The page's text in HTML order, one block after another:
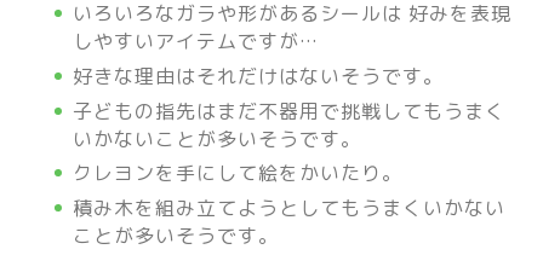
いろいろなガラや形があるシールは 好みを表現
しやすいアイテムですが…
好きな理由はそれだけはないそうです。
子どもの指先はまだ不器用で挑戦してもうまく
いかないことが多いそうです。
クレヨンを手にして絵をかいたり。
積み木を組み立てようとしてもうまくいかない
ことが多いそうです。